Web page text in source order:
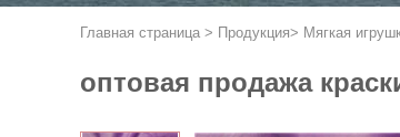
Главная страница > Продукция> Мягкая
оптовая продажа